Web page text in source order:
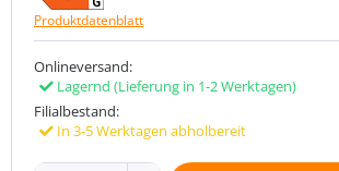
Produktdatenblatt
Onlineversand:
Lagernd (Lieferung in 1-2 Werktagen)
Filialbestand:
In 3-5 Werktagen abholbereit